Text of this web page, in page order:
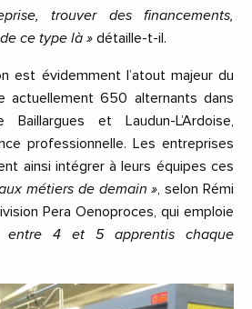
trouver des financements,
ce type là » détaille-t-il.
est évidemment l’atout majeur du
actuellement 650 alternants dans
et Laudun-L’Ardoise,
professionnelle. Les entreprises
ainsi intégrer à leurs équipes ces
métiers de demain » , selon Rémi
Pera Oenoproces, qui emploie
entre 4 et 5 apprentis chaque